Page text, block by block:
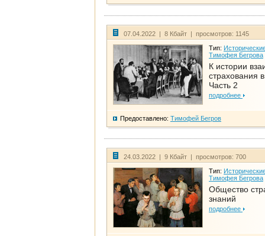
07.04.2022 | 8 Кбайт | просмотров: 1145
Тип:
Тимофея Бегрова
К истории
страхования
Часть 2
подробнее
Предоставлено: Тимофей Бегров
24.03.2022 | 9 Кбайт | просмотров: 700
Тип:
Тимофея Бегрова
Общество
знаний
подробнее